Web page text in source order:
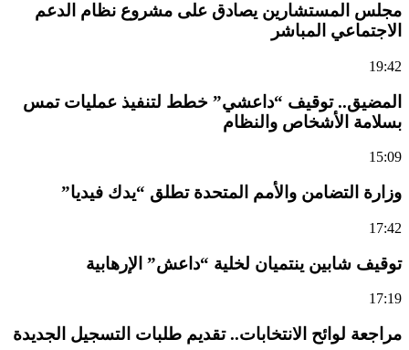
مجلس المستشارين يصادق على مشروع نظام الدعم
الاجتماعي المباشر
19:42
المضيق.. توقيف “داعشي” خطط لتنفيذ عمليات تمس
بسلامة الأشخاص والنظام
15:09
وزارة التضامن والأمم المتحدة تطلق “يدك فيديا”
17:42
توقيف شابين ينتميان لخلية “داعش” الإرهابية
17:19
مراجعة لوائح الانتخابات.. تقديم طلبات التسجيل الجديدة